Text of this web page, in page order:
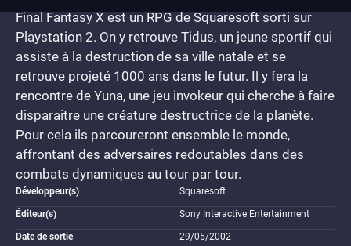
Final Fantasy X est un RPG de Squaresoft sorti sur
Playstation 2. On y retrouve Tidus, un jeune sportif qui
assiste à la destruction de sa ville natale et se
retrouve projeté 1000 ans dans le futur. Il y fera la
rencontre de Yuna, une jeu invokeur qui cherche à faire
disparaitre une créature destructrice de la planète.
Pour cela ils parcoureront ensemble le monde,
affrontant des adversaires redoutables dans des
combats dynamiques au tour par tour.
Développeur(s) Squaresoft
Éditeur(s) Sony Interactive Entertainment
Date de sortie 29/05/2002